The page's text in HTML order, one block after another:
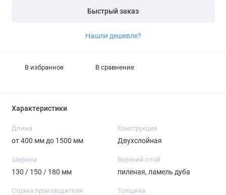
Быстрый заказ
Нашли дешевле?
В избранное В сравнение
Характеристики
Длина
от 400 мм до 1500 мм
Конструкция
Двухслойная
Ширина
130 / 150 / 180 мм
Верхний слой
пиленая, ламель дуба
Страна производителя Толщина